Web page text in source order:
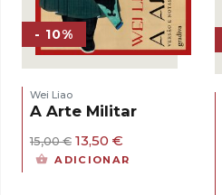
- 10%
Wei Liao
A Arte Militar
15,00€ O
preço
13,50 €
preço
ADICIONAR